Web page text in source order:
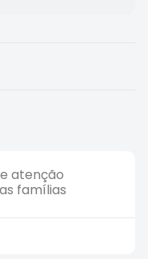
atenção
famílias